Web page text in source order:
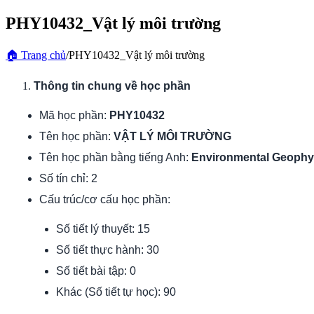
PHY10432_Vật lý môi trường
🏠 Trang chủ/PHY10432_Vật lý môi trường
Thông tin chung về học phần
Mã học phần: PHY10432
Tên học phần: VẬT LÝ MÔI TRƯỜNG
Tên học phần bằng tiếng Anh: Environmental
Số tín chỉ: 2
Cấu trúc/cơ cấu học phần:
Số tiết lý thuyết: 15
Số tiết thực hành: 30
Số tiết bài tập: 0
Khác (Số tiết tự học): 90